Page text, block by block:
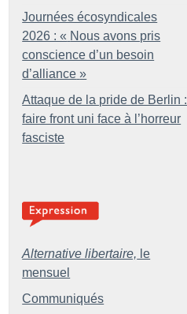
Journées écosyndicales
2026 : « Nous avons pris
conscience d’un besoin
d’alliance »
Attaque de la pride de Berlin :
faire front uni face à l’horreur
fasciste
Alternative libertaire, le
mensuel
Communiqués